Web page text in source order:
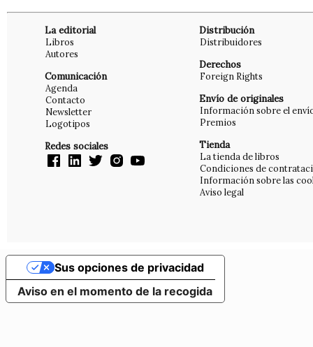
La editorial
Libros
Autores
Comunicación
Agenda
Contacto
Newsletter
Logotipos
Redes sociales
Distribución
Distribuidores
Derechos
Foreign Rights
Envío de originales
Información sobre el
Premios
Tienda
La tienda de libros
Condiciones de
Información sobre las
Aviso legal
Aviso en el momento de la recogida
Sus opciones de privacidad